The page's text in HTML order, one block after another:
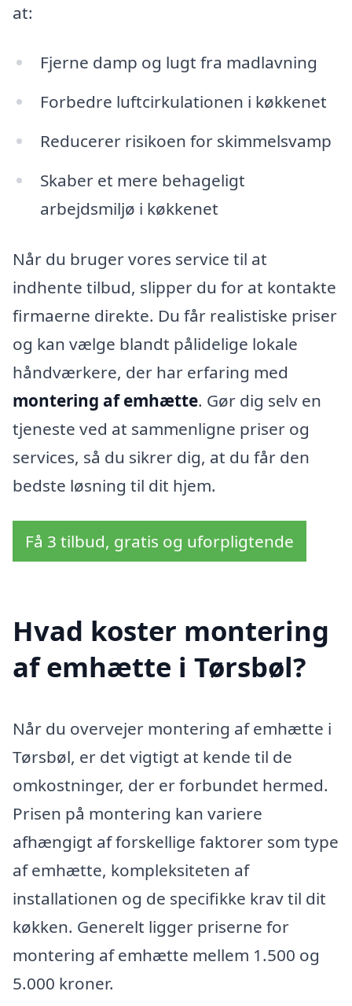
at:
Fjerne damp og lugt fra madlavning
Forbedre luftcirkulationen i køkkenet
Reducerer risikoen for skimmelsvamp
Skaber et mere behageligt
arbejdsmiljø i køkkenet
Når du bruger vores service til at
indhente tilbud, slipper du for at kontakte
firmaerne direkte. Du får realistiske priser
og kan vælge blandt pålidelige lokale
håndværkere, der har erfaring med
montering af emhætte. Gør dig selv en
tjeneste ved at sammenligne priser og
services, så du sikrer dig, at du får den
bedste løsning til dit hjem.
Få 3 tilbud, gratis og uforpligtende
Hvad koster montering
af emhætte i Tørsbøl?
Når du overvejer montering af emhætte i
Tørsbøl, er det vigtigt at kende til de
omkostninger, der er forbundet hermed.
Prisen på montering kan variere
afhængigt af forskellige faktorer som type
af emhætte, kompleksiteten af
installationen og de specifikke krav til dit
køkken. Generelt ligger priserne for
montering af emhætte mellem 1.500 og
5.000 kroner.